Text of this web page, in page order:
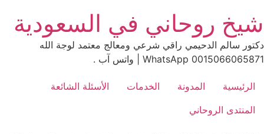
to
content
شيخ روحاني في السعودية
دكتور سالم الدحيمي راقي شرعي ومعالج معتمد لوجة الله
0015066065871 WhatsApp | واتس آب .
الرئيسية المدونة الخدمات
الأسئلة الشائعة
المنتدى الروحاني